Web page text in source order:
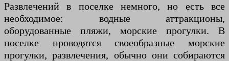
Развлечений в поселке немного, но есть все
необходимое: водные аттракционы,
оборудованные пляжи, морские прогулки. В
поселке проводятся своеобразные морские
прогулки, развлечения, обычно они собираются